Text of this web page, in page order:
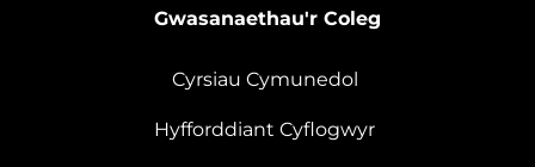
Gwasanaethau'r Coleg
Cyrsiau Cymunedol
Hyfforddiant Cyflogwyr